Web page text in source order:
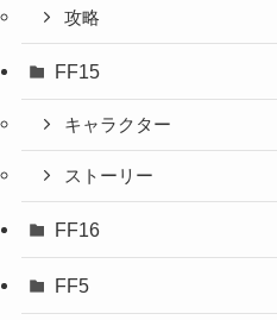
攻略
FF15
キャラクター
ストーリー
FF16
FF5